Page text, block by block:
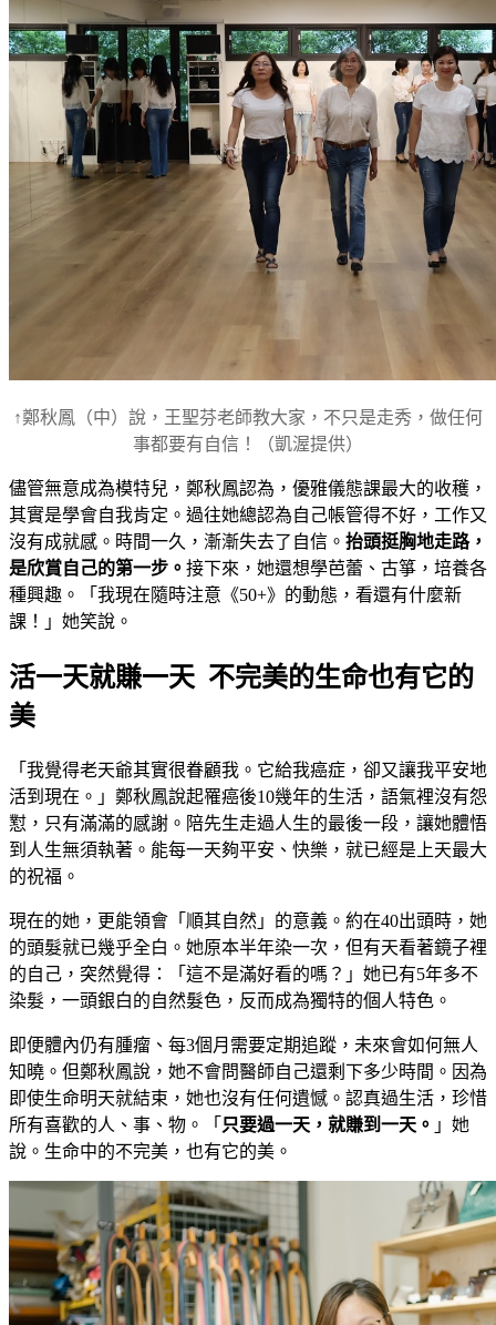
↑鄭秋鳳（中）說，王聖芬老師教大家，不只是走秀，做任何
事都要有自信！（凱渥提供）
儘管無意成為模特兒，鄭秋鳳認為，優雅儀態課最大的收穫，
其實是學會自我肯定。過往她總認為自己帳管得不好，工作又
沒有成就感。時間一久，漸漸失去了自信。 抬頭挺胸地走路，
是欣賞自己的第一步。 接下來，她還想學芭蕾、古箏，培養各
種興趣。「我現在隨時注意《50+》的動態，看還有什麼新
課！」她笑說。
活一天就賺一天 不完美的生命也有它的
美
「我覺得老天爺其實很眷顧我。它給我癌症，卻又讓我平安地
活到現在。」鄭秋鳳說起罹癌後10幾年的生活，語氣裡沒有怨
懟，只有滿滿的感謝。陪先生走過人生的最後一段，讓她體悟
到人生無須執著。能每一天夠平安、快樂，就已經是上天最大
的祝福。
現在的她，更能領會「順其自然」的意義。約在40出頭時，她
的頭髮就已幾乎全白。她原本半年染一次，但有天看著鏡子裡
的自己，突然覺得：「這不是滿好看的嗎？」她已有5年多不
染髮，一頭銀白的自然髮色，反而成為獨特的個人特色。
即便體內仍有腫瘤、每3個月需要定期追蹤，未來會如何無人
知曉。但鄭秋鳳說，她不會問醫師自己還剩下多少時間。因為
即使生命明天就結束，她也沒有任何遺憾。認真過生活，珍惜
所有喜歡的人、事、物。「 只要過一天，就賺到一天。 」她
說。生命中的不完美，也有它的美。